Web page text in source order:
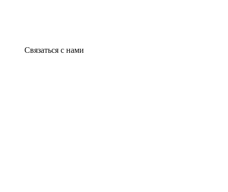
Связаться с нами